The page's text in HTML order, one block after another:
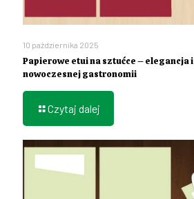
10 października 2025
Papierowe etui na sztućce – elegancja
nowoczesnej gastronomii
Czytaj dalej